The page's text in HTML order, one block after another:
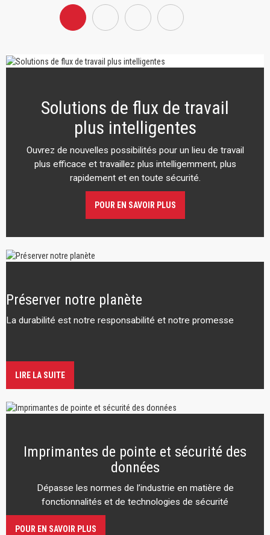
Solutions de flux de travail
plus intelligentes
Ouvrez de nouvelles possibilités pour un lieu de travail
plus efficace et travaillez plus intelligemment, plus
rapidement et en toute sécurité.
POUR EN SAVOIR PLUS
Préserver notre planète
La durabilité est notre responsabilité et notre promesse
LIRE LA SUITE
Imprimantes de pointe et sécurité des
données
Dépasse les normes de l’industrie en matière de
fonctionnalités et de technologies de sécurité
POUR EN SAVOIR PLUS